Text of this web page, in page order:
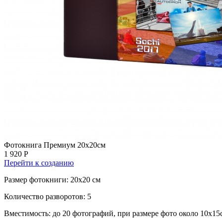
Фотокнига Премиум 20х20см
1 920 Р
Перейти к созданию
Размер фотокниги: 20x20 см
Количество разворотов: 5
Вместимость: до 20 фотографий, при размере фото около